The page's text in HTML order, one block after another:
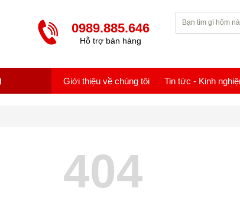
0989.885.646
Hỗ trợ bán hàng
Giới thiệu về chúng tôi Tin tức - Kinh
404